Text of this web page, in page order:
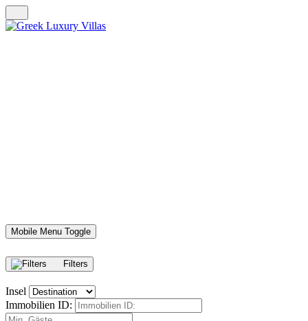
Mobile Menu Toggle
Filters
Insel
Immobilien ID: